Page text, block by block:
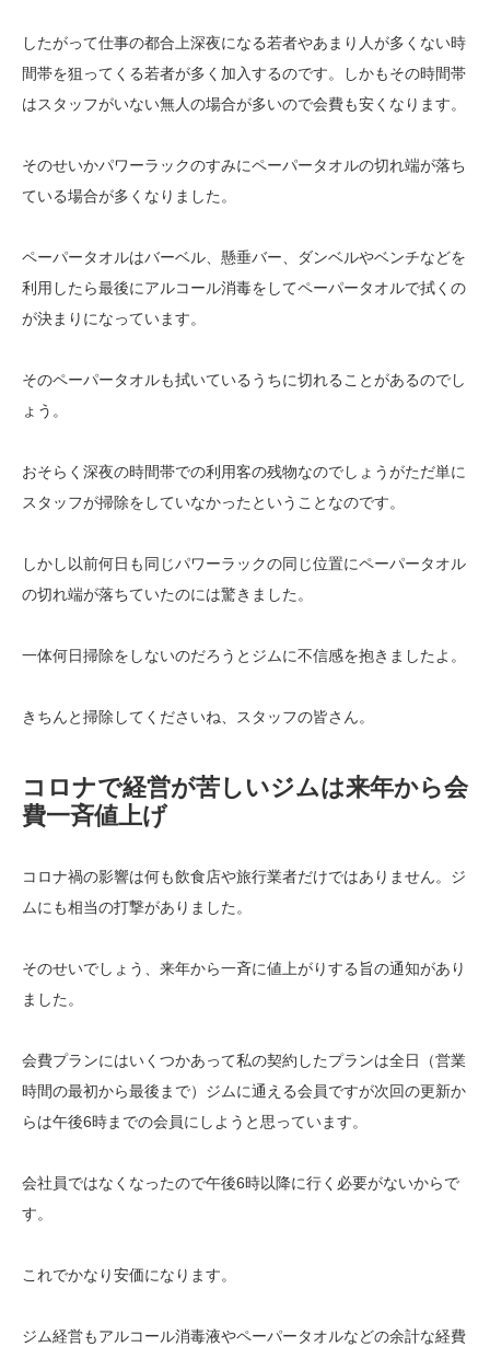
したがって仕事の都合上深夜になる若者やあまり人が多くない時
間帯を狙ってくる若者が多く加入するのです。しかもその時間帯
はスタッフがいない無人の場合が多いので会費も安くなります。
そのせいかパワーラックのすみにペーパータオルの切れ端が落ち
ている場合が多くなりました。
ペーパータオルはバーベル、懸垂バー、ダンベルやベンチなどを
利用したら最後にアルコール消毒をしてペーパータオルで拭くの
が決まりになっています。
そのペーパータオルも拭いているうちに切れることがあるのでし
ょう。
おそらく深夜の時間帯での利用客の残物なのでしょうがただ単に
スタッフが掃除をしていなかったということなのです。
しかし以前何日も同じパワーラックの同じ位置にペーパータオル
の切れ端が落ちていたのには驚きました。
一体何日掃除をしないのだろうとジムに不信感を抱きましたよ。
きちんと掃除してくださいね、スタッフの皆さん。
コロナで経営が苦しいジムは来年から会
費一斉値上げ
コロナ禍の影響は何も飲食店や旅行業者だけではありません。ジ
ムにも相当の打撃がありました。
そのせいでしょう、来年から一斉に値上がりする旨の通知があり
ました。
会費プランにはいくつかあって私の契約したプランは全日（営業
時間の最初から最後まで）ジムに通える会員ですが次回の更新か
らは午後6時までの会員にしようと思っています。
会社員ではなくなったので午後6時以降に行く必要がないからで
す。
これでかなり安価になります。
ジム経営もアルコール消毒液やペーパータオルなどの余計な経費